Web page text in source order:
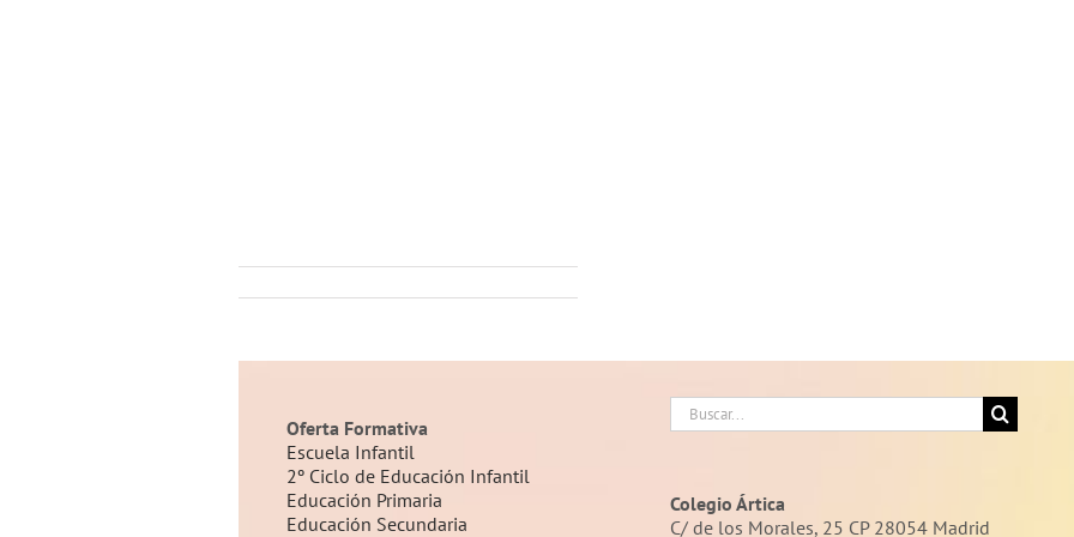
Oferta Formativa
Escuela Infantil
2º Ciclo de Educación Infantil
Educación Primaria
Educación Secundaria
Buscar:
Colegio Ártica
C/ de los Morales, 25 CP 28054 Madrid